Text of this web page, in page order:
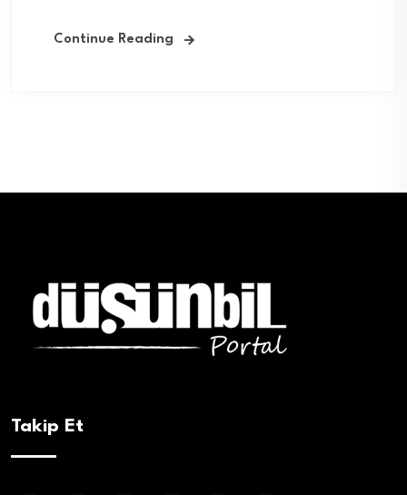
Continue Reading
Takip Et